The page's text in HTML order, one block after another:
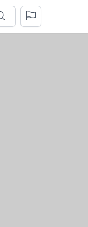
Zoek in dit webarchief